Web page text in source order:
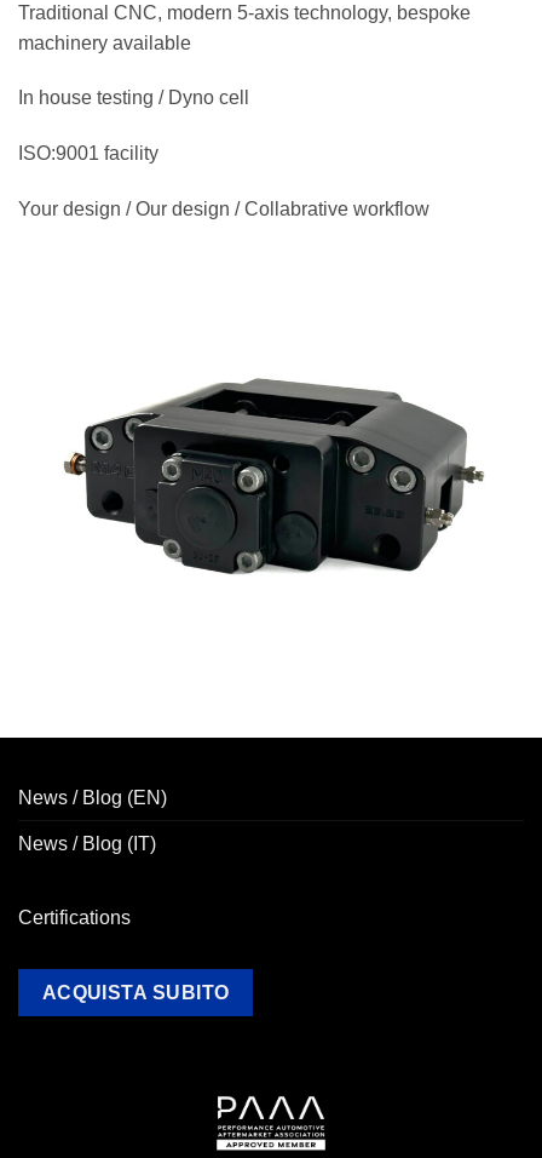
Traditional CNC, modern 5-axis technology, bespoke
machinery available
In house testing / Dyno cell
ISO:9001 facility
Your design / Our design / Collabrative workflow
News / Blog (EN)
News / Blog (IT)
Certifications
ACQUISTA SUBITO